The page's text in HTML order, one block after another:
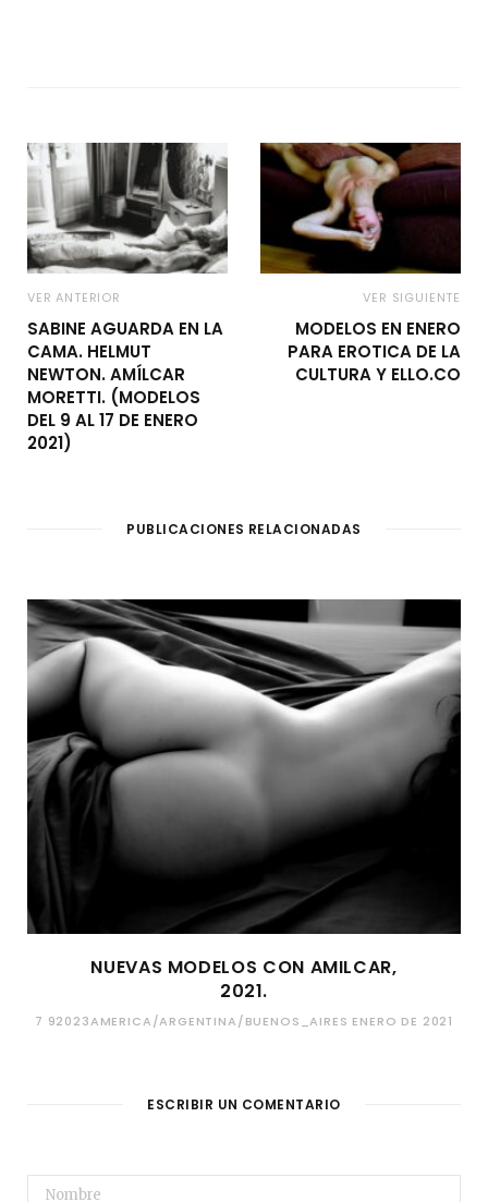
VER ANTERIOR
SABINE AGUARDA EN LA
CAMA. HELMUT
NEWTON. AMÍLCAR
MORETTI. (MODELOS
DEL 9 AL 17 DE ENERO
2021)
VER SIGUIENTE
MODELOS EN ENERO
PARA EROTICA DE LA
CULTURA Y ELLO.CO
PUBLICACIONES RELACIONADAS
NUEVAS MODELOS CON AMILCAR,
2021.
7 92023AMERICA/ARGENTINA/BUENOS_AIRES ENERO DE 2021
ESCRIBIR UN COMENTARIO